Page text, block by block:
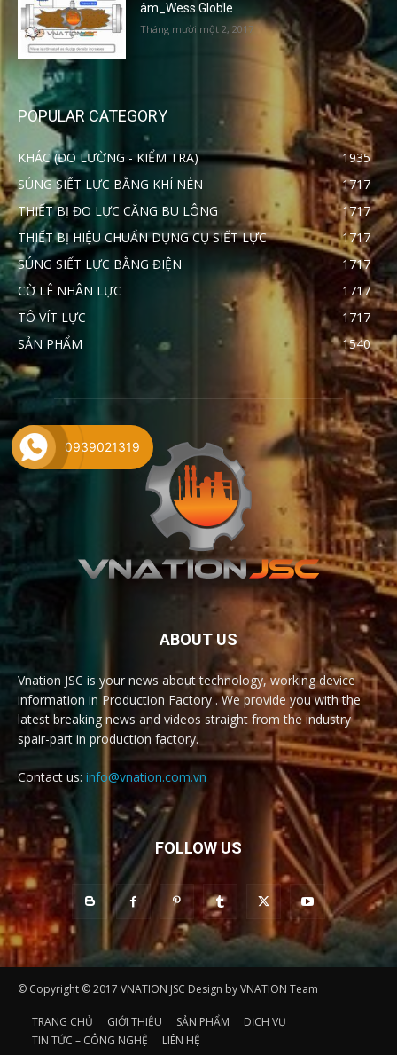
âm_Wess Globle
Tháng mười một 2, 2017
POPULAR CATEGORY
KHÁC (ĐO LƯỜNG - KIỂM TRA)
1935
SÚNG SIẾT LỰC BẰNG KHÍ NÉN
1717
THIẾT BỊ ĐO LỰC CĂNG BU LÔNG
1717
THIẾT BỊ HIỆU CHUẨN DỤNG CỤ SIẾT LỰC
1717
SÚNG SIẾT LỰC BẰNG ĐIỆN
1717
CỜ LÊ NHÂN LỰC
1717
TÔ VÍT LỰC
1717
SẢN PHẨM
1540
ABOUT US
Vnation JSC is your news about technology, working device
information in Production Factory . We provide you with the
latest breaking news and videos straight from the industry
spair-part in production factory.
Contact us: info@vnation.com.vn
FOLLOW US
© Copyright © 2017 VNATION JSC Design by VNATION Team
TRANG CHỦ GIỚI THIỆU SẢN PHẨM
DỊCH VỤ
TIN TỨC – CÔNG NGHỆ
LIÊN HỆ
0939021319